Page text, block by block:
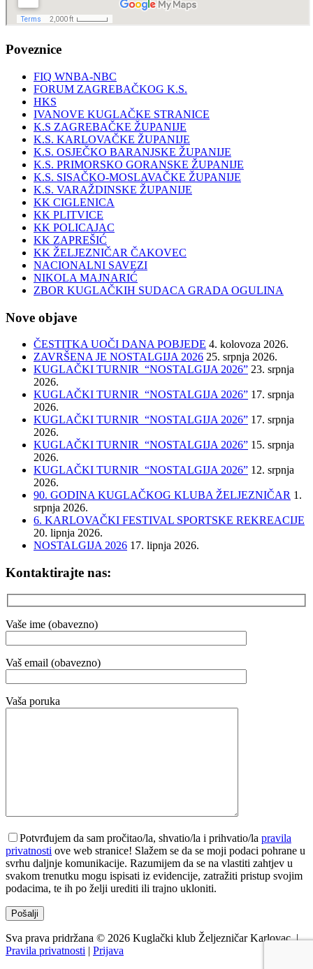
Poveznice
FIQ WNBA-NBC
FORUM ZAGREBAČKOG K.S.
HKS
IVANOVE KUGLAČKE STRANICE
K.S ZAGREBAČKE ŽUPANIJE
K.S. KARLOVAČKE ŽUPANIJE
K.S. OSJEČKO BARANJSKE ŽUPANIJE
K.S. PRIMORSKO GORANSKE ŽUPANIJE
K.S. SISAČKO-MOSLAVAČKE ŽUPANIJE
K.S. VARAŽDINSKE ŽUPANIJE
KK CIGLENICA
KK PLITVICE
KK POLICAJAC
KK ZAPREŠIĆ
KK ŽELJEZNIČAR ČAKOVEC
NACIONALNI SAVEZI
NIKOLA MAJNARIĆ
ZBOR KUGLAČKIH SUDACA GRADA OGULINA
Nove objave
ČESTITKA UOČI DANA POBJEDE 4. kolovoza 2026.
ZAVRŠENA JE NOSTALGIJA 2026 25. srpnja 2026.
KUGLAČKI TURNIR “NOSTALGIJA 2026” 23. srpnja
2026.
KUGLAČKI TURNIR “NOSTALGIJA 2026” 17. srpnja
2026.
KUGLAČKI TURNIR “NOSTALGIJA 2026” 17. srpnja
2026.
KUGLAČKI TURNIR “NOSTALGIJA 2026” 15. srpnja
2026.
KUGLAČKI TURNIR “NOSTALGIJA 2026” 12. srpnja
2026.
90. GODINA KUGLAČKOG KLUBA ŽELJEZNIČAR 1.
srpnja 2026.
6. KARLOVAČKI FESTIVAL SPORTSKE REKREACIJE
20. lipnja 2026.
NOSTALGIJA 2026 17. lipnja 2026.
Kontaktirajte nas:
Vaše ime (obavezno)
Vaš email (obavezno)
Vaša poruka
Potvrđujem da sam pročitao/la, shvatio/la i prihvatio/la pravila
privatnosti ove web stranice! Slažem se da se moji podaci pohrane u
svrhu daljnje komunikacije. Razumijem da se na vlastiti zahtjev u
svakom trenutku mogu ispisati iz evidencije, zatražiti pristup svojim
podacima, te ih po želji urediti ili trajno ukloniti.
Sva prava pridržana © 2026 Kuglački klub Željezničar Karlovac. |
Pravila privatnosti | Prijava